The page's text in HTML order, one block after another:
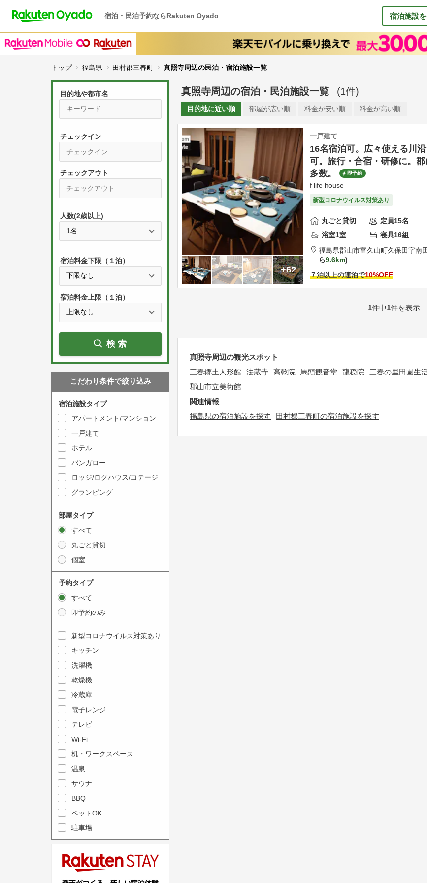
宿泊・民泊予約ならRakuten Oyado 宿泊施設
トップ 福島県 田村郡三春町 真照寺周辺の民泊・宿泊施設一覧
目的地や都市名
チェックイン
r
s
s
e
w
a
r
w
e
t
o
t
e
a
c
t
w
i
t
h
c
a
l
n
d
a
r
a
n
s
e
l
c
P
r
s
t
e
w
a
r
w
k
t
o
n
t
e
r
a
c
w
i
t
h
t
h
c
a
l
e
n
d
r
a
n
s
e
e
人数(2歳以上)
宿泊料金下限（１泊）
宿泊料金上限（１泊）
検索
こだわり条件で絞り込み
宿泊施設タイプ
アパートメント/マンション
一戸建て
ホテル
バンガロー
ロッジ/ログハウス/コテージ
グランピング
部屋タイプ
すべて
丸ごと貸切
個室
予約タイプ
すべて
即予約のみ
新型コロナウイルス対策あり
キッチン
洗濯機
乾燥機
冷蔵庫
電子レンジ
テレビ
Wi-Fi
机・ワークスペース
温泉
サウナ
BBQ
ペットOK
駐車場
真照寺周辺の宿泊・民泊施設一覧 (1件)
目的地に近い順 部屋が広い順 料金が安い順 料金が高い順
+62
一戸建て
16名宿泊可。広々使える川
可。旅行・合宿・研修に。
多数。
即予約
f life house
新型コロナウイルス対策あり
丸ごと貸切 定員15名
浴室1室 寝具16組
福島県郡山市富久山町久保田字南
ら9.6km
７泊以上の連泊で10%OFF
1件中1件を表示
真照寺周辺の観光スポット
三春郷土人形館 法蔵寺 高乾院 馬頭観音堂 龍穏院 三春の里田園生
郡山市立美術館
関連情報
福島県の宿泊施設を探す
田村郡三春町の宿泊施設を探す